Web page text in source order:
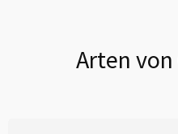
Arten von